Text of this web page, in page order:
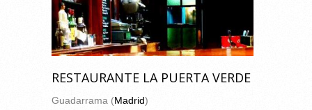
RESTAURANTE LA PUERTA VERDE
Guadarrama (Madrid)